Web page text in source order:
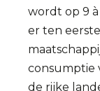
wordt op 9
er ten
consumptie
de rijke